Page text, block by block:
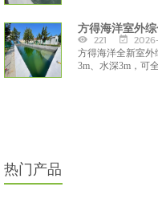
方得海洋室外
221
方得海洋全新室外
3m、水深3m，可
热门产品